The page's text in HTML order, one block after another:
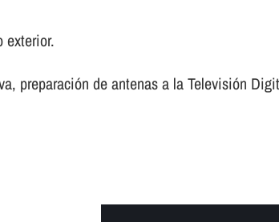
exterior.
preparación de antenas a la Televisión